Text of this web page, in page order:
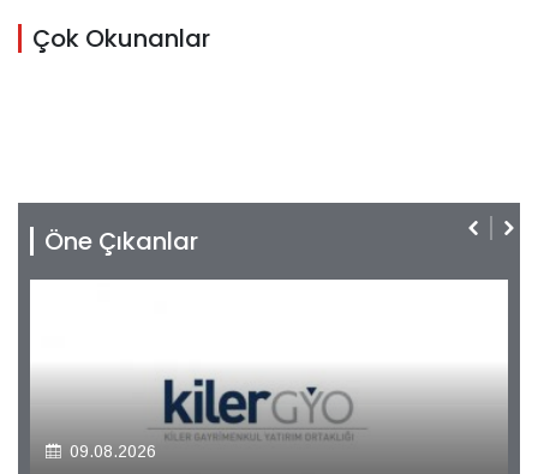
Çok Okunanlar
Öne Çıkanlar
09.08.2026